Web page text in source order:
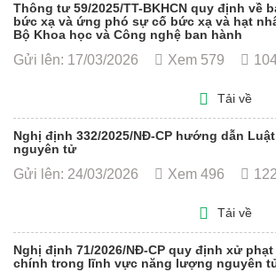
Thông tư 59/2025/TT-BKHCN quy định về
bức xạ và ứng phó sự cố bức xạ và hạt
Bộ Khoa học và Công nghệ ban hành
Gửi lên: 17/03/2026 Xem 579
Tải về
Nghị định 332/2025/NĐ-CP hướng dẫn
nguyên tử
Gửi lên: 24/03/2026 Xem 496 122
Tải về
Nghị định 71/2026/NĐ-CP quy định xử
chính trong lĩnh vực năng lượng nguyên